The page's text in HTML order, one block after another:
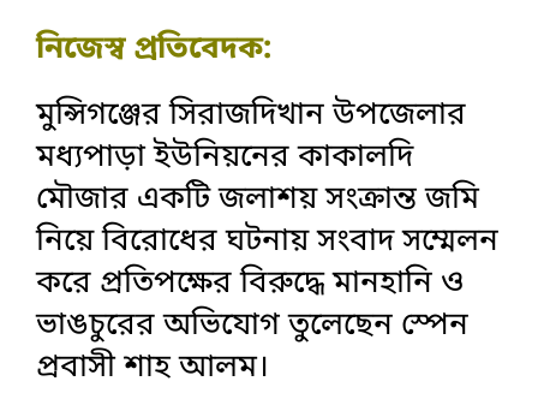
নিজেস্ব প্রতিবেদক:
‎মুন্সিগঞ্জের সিরাজদিখান উপজেলার
মধ্যপাড়া ইউনিয়নের কাকালদি
মৌজার একটি জলাশয় সংক্রান্ত জমি
নিয়ে বিরোধের ঘটনায় সংবাদ সম্মেলন
করে প্রতিপক্ষের বিরুদ্ধে মানহানি ও
ভাঙচুরের অভিযোগ তুলেছেন স্পেন
প্রবাসী শাহ আলম।